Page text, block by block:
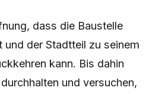
dass die Baustelle
der Stadtteil zu seinem
kann. Bis dahin
und versuchen,